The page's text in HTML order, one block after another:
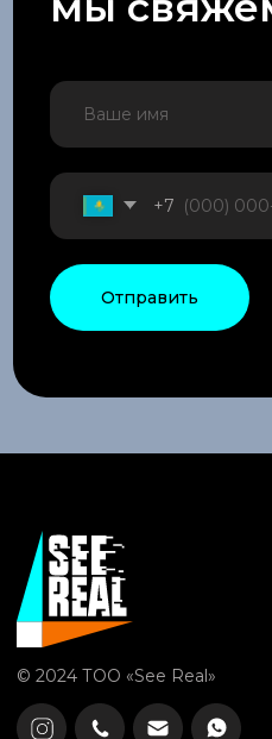
Оцените нашу
Ответьте на 2 простых
Комплектующие
LED-экраны
Наружная реклама
Ландшафтное освещение
Политика конфиденциальности